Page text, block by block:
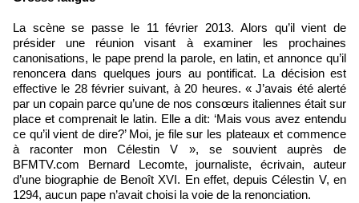
La scène se passe le 11 février 2013. Alors qu’il vient de
présider une réunion visant à examiner les prochaines
canonisations, le pape prend la parole, en latin, et annonce qu’il
renoncera dans quelques jours au pontificat. La décision est
effective le 28 février suivant, à 20 heures. « J’avais été alerté
par un copain parce qu’une de nos consœurs italiennes était sur
place et comprenait le latin. Elle a dit: ‘Mais vous avez entendu
ce qu’il vient de dire?’ Moi, je file sur les plateaux et commence
à raconter mon Célestin V », se souvient auprès de
BFMTV.com Bernard Lecomte, journaliste, écrivain, auteur
d’une biographie de Benoît XVI. En effet, depuis Célestin V, en
1294, aucun pape n’avait choisi la voie de la renonciation.